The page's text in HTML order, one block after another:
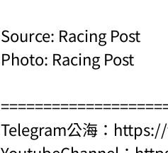
Source: Racing Post
Photo: Racing Post
Telegram公海：